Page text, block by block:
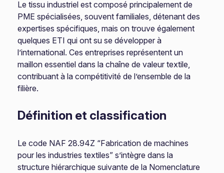
Le tissu industriel est composé principalement de
PME spécialisées, souvent familiales, détenant des
expertises spécifiques, mais on trouve également
quelques ETI qui ont su se développer à
l’international. Ces entreprises représentent un
maillon essentiel dans la chaîne de valeur textile,
contribuant à la compétitivité de l’ensemble de la
filière.
Définition et classification
Le code NAF 28.94Z “Fabrication de machines
pour les industries textiles” s’intègre dans la
structure hiérarchique suivante de la Nomenclature